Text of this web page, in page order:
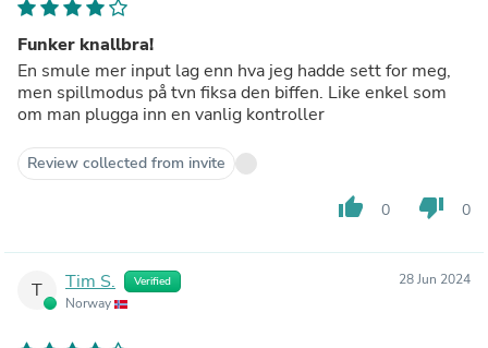
Funker knallbra!
En smule mer input lag enn hva jeg hadde sett for meg,
men spillmodus på tvn fiksa den biffen. Like enkel som
om man plugga inn en vanlig kontroller
Review collected from invite
thumb_up 0 thumb_down 0
T Tim S. Verified
Norway
28 Jun 2024